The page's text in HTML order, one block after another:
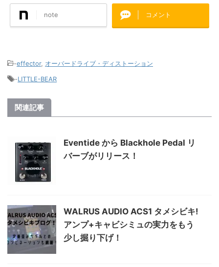
note コメント
-effector, オーバードライブ・ディストーション
-LITTLE-BEAR
関連記事
Eventide から Blackhole Pedal リ
バーブがリリース！
WALRUS AUDIO ACS1 タメシビキ!
アンプ+キャビシミュの実力をもう
少し掘り下げ！